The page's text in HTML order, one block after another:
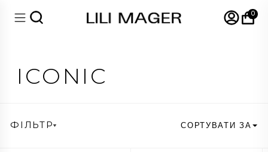
0
ICONIC
ФІЛЬТР СОРТУВАТИ ЗА